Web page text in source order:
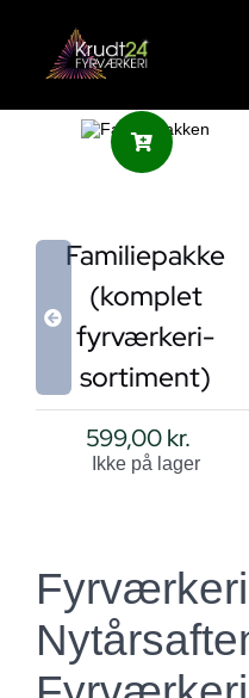
content
Familiepakke
(komplet
fyrværkeri-
sortiment)
599,00kr.
Ikke på lager